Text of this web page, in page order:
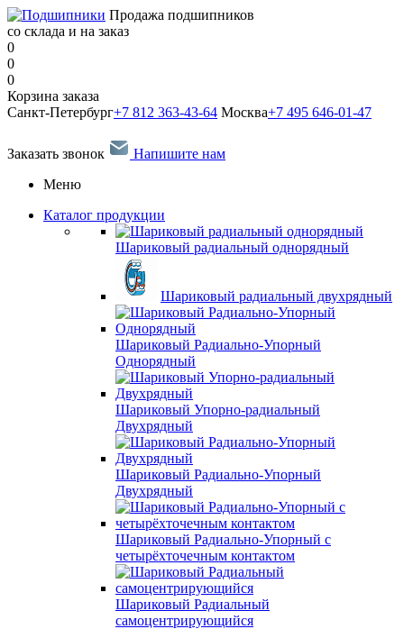
Продажа подшипников
со склада и на заказ
0
0
0
Корзина заказа
Санкт-Петербург+7 812 363-43-64 Москва+7 495 646-01-47
Заказать звонок
Напишите нам
Меню
Каталог продукции
Шариковый радиальный однорядный
Шариковый радиальный двухрядный
Шариковый Радиально-Упорный
Однорядный
Шариковый Упорно-радиальный
Двухрядный
Шариковый Радиально-Упорный
Двухрядный
Шариковый Радиально-Упорный с
четырёхточечным контактом
Шариковый Радиальный
самоцентрирующийся